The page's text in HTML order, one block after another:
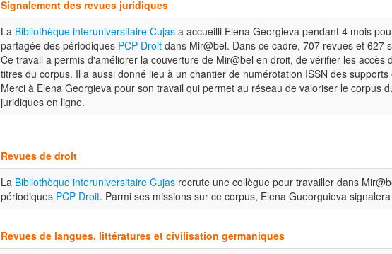
Signalement des revues juridiques
La Bibliothèque interuniversitaire Cujas a accueilli Elena Georgieva pendant 4 mois
partagée des périodiques PCP Droit dans Mir@bel. Dans ce cadre, 707 revues et 627
Ce travail a permis d'améliorer la couverture de Mir@bel en droit, de vérifier les
titres du corpus. Il a aussi donné lieu à un chantier de numérotation ISSN des
Merci à Elena Georgieva pour son travail qui permet au réseau de valoriser le corpus
juridiques en ligne.
Revues de droit
La Bibliothèque interuniversitaire Cujas recrute une collègue pour travailler dans
périodiques PCP Droit. Parmi ses missions sur ce corpus, Elena Gueorguieva
Revues de langues, littératures et civilisation germaniques